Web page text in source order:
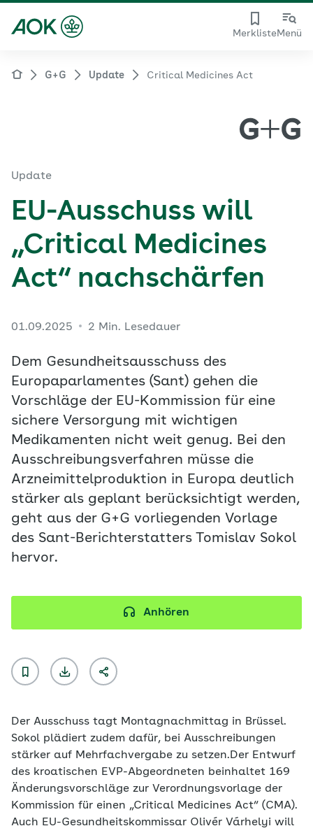
MerklisteMenü
G+G Update Critical Medicines Act
Update
EU-Ausschuss will
„Critical Medicines
Act“ nachschärfen
01.09.2025 2 Min. Lesedauer
Dem Gesundheitsausschuss des
Europaparlamentes (Sant) gehen die
Vorschläge der EU-Kommission für eine
sichere Versorgung mit wichtigen
Medikamenten nicht weit genug. Bei den
Ausschreibungsverfahren müsse die
Arzneimittelproduktion in Europa deutlich
stärker als geplant berücksichtigt werden,
geht aus der G+G vorliegenden Vorlage
des Sant-Berichterstatters Tomislav Sokol
hervor.
Anhören
Der Ausschuss tagt Montagnachmittag in Brüssel.
Sokol plädiert zudem dafür, bei Ausschreibungen
stärker auf Mehrfachvergabe zu setzen.Der Entwurf
des kroatischen EVP-Abgeordneten beinhaltet 169
Änderungsvorschläge zur Verordnungsvorlage der
Kommission für einen „Critical Medicines Act“ (CMA).
Auch EU-Gesundheitskommissar Olivér Várhelyi will